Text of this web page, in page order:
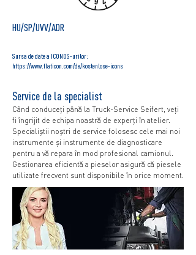
HU/SP/UVV/ADR
Sursa de date a ICONOS-urilor:
https://www.flaticon.com/de/kostenlose-icons
Service de la specialist
Când conduceți până la Truck-Service Seifert, veți
fi îngrijit de echipa noastră de experți în atelier.
Specialiștii noștri de service folosesc cele mai noi
instrumente și instrumente de diagnosticare
pentru a vă repara în mod profesional camionul.
Gestionarea eficientă a pieselor asigură că piesele
utilizate frecvent sunt disponibile în orice moment.